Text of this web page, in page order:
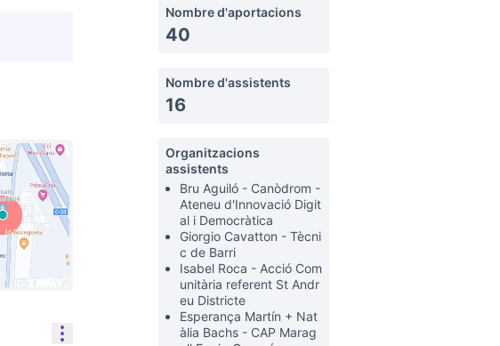
Controls de recursos
Nombre d'aportacions
40
Nombre d'assistents
16
Organitzacions
assistents
Bru Aguiló - Canòdrom -
Ateneu d'Innovació Digit
al i Democràtica
Giorgio Cavatton - Tècni
c de Barri
Isabel Roca - Acció Com
unitària referent St Andr
eu Districte
Esperança Martín + Nat
àlia Bachs - CAP Marag